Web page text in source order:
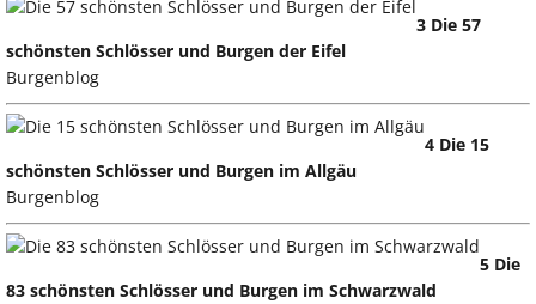
3 Die 57
schönsten Schlösser und Burgen der Eifel
Burgenblog
4 Die 15
schönsten Schlösser und Burgen im Allgäu
Burgenblog
5 Die
83 schönsten Schlösser und Burgen im Schwarzwald